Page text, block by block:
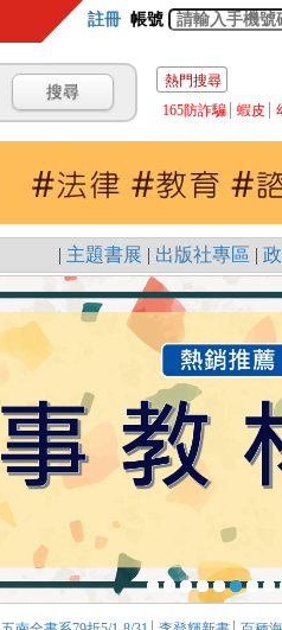
註冊 帳號
熱門搜尋
165防詐騙
蝦皮
| 主題書展 | 出版社專區 |